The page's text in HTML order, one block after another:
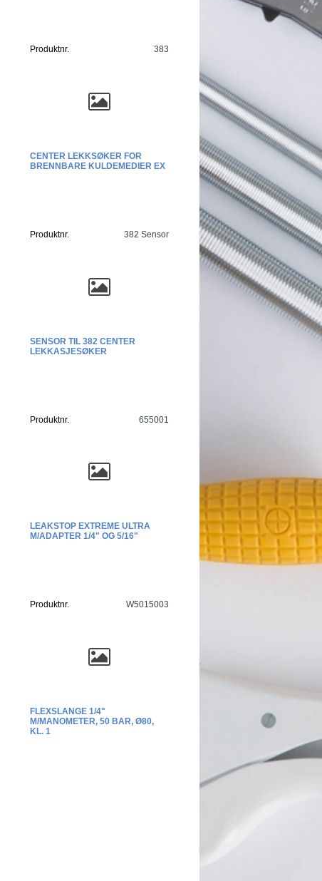
Produktnr. 383
CENTER LEKKSØKER FOR
BRENNBARE KULDEMEDIER EX
Produktnr. 382 Sensor
SENSOR TIL 382 CENTER
LEKKASJESØKER
Produktnr. 655001
LEAKSTOP EXTREME ULTRA
M/ADAPTER 1/4" OG 5/16"
Produktnr. W5015003
FLEXSLANGE 1/4"
M/MANOMETER, 50 BAR, Ø80,
KL. 1